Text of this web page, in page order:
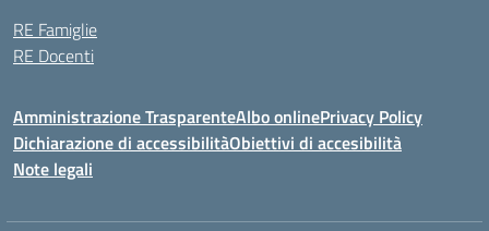
RE Famiglie
RE Docenti
Amministrazione TrasparenteAlbo onlinePrivacy Policy
Dichiarazione di accessibilitàObiettivi di accesibilità
Note legali